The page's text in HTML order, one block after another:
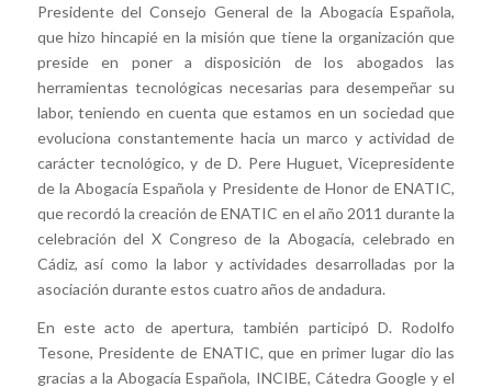
Presidente del Consejo General de la Abogacía Española,
que hizo hincapié en la misión que tiene la organización que
preside en poner a disposición de los abogados las
herramientas tecnológicas necesarias para desempeñar su
labor, teniendo en cuenta que estamos en un sociedad que
evoluciona constantemente hacia un marco y actividad de
carácter tecnológico, y de D. Pere Huguet, Vicepresidente
de la Abogacía Española y Presidente de Honor de ENATIC,
que recordó la creación de ENATIC en el año 2011 durante la
celebración del X Congreso de la Abogacía, celebrado en
Cádiz, así como la labor y actividades desarrolladas por la
asociación durante estos cuatro años de andadura.
En este acto de apertura, también participó D. Rodolfo
Tesone, Presidente de ENATIC, que en primer lugar dio las
gracias a la Abogacía Española, INCIBE, Cátedra Google y el